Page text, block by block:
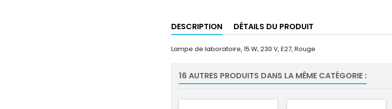
DESCRIPTION DÉTAILS DU PRODUIT
Lampe de laboratoire, 15 W, 230 V, E27, Rouge
16 AUTRES PRODUITS DANS LA MÊME CATÉGORIE :